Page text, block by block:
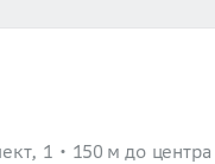
1
150 м до центра